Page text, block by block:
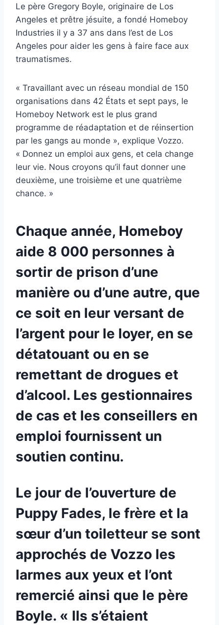
Le père Gregory Boyle, originaire de Los
Angeles et prêtre jésuite, a fondé Homeboy
Industries il y a 37 ans dans l’est de Los
Angeles pour aider les gens à faire face aux
traumatismes.
« Travaillant avec un réseau mondial de 150
organisations dans 42 États et sept pays, le
Homeboy Network est le plus grand
programme de réadaptation et de réinsertion
par les gangs au monde », explique Vozzo.
« Donnez un emploi aux gens, et cela change
leur vie. Nous croyons qu’il faut donner une
deuxième, une troisième et une quatrième
chance. »
Chaque année, Homeboy
aide 8 000 personnes à
sortir de prison d’une
manière ou d’une autre, que
ce soit en leur versant de
l’argent pour le loyer, en se
détatouant ou en se
remettant de drogues et
d’alcool. Les gestionnaires
de cas et les conseillers en
emploi fournissent un
soutien continu.
Le jour de l’ouverture de
Puppy Fades, le frère et la
sœur d’un toiletteur se sont
approchés de Vozzo les
larmes aux yeux et l’ont
remercié ainsi que le père
Boyle. « Ils s’étaient